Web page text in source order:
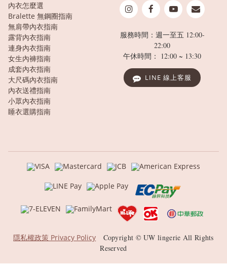
內衣怎麼選
Bralette 無鋼圈指南
無肩帶內衣指南
露背內衣指南
連身內衣指南
女生內褲指南
成套內衣指南
大尺碼內衣指南
內衣送禮指南
小眾內衣指南
睡衣選購指南
服務時間：週一至五 12:00-
22:00
午休時間： 12:00 ~ 13:30
LINE 線上客服
隱私權政策 Privacy Policy Copyright © UW lingerie All Rights
Reserved